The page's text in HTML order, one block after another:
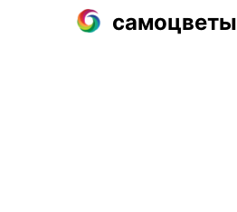
самоцветы